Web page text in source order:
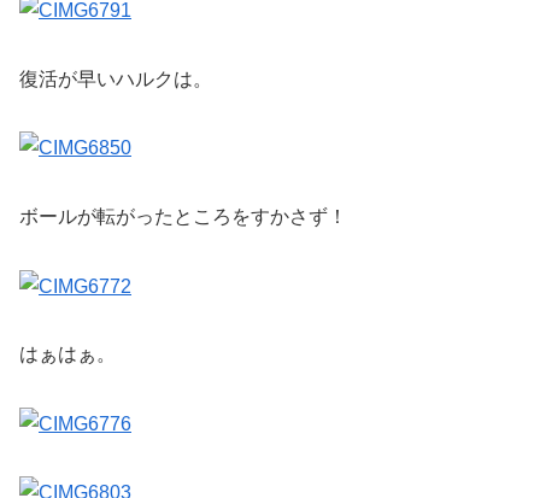
復活が早いハルクは。
ボールが転がったところをすかさず！
はぁはぁ。